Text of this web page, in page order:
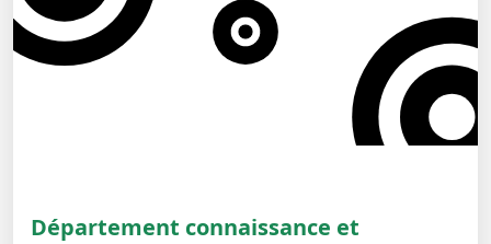
Département connaissance et